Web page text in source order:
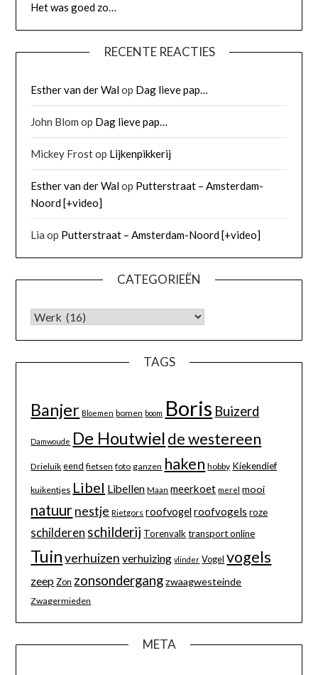
Het was goed zo…
RECENTE REACTIES
Esther van der Walop Dag lieve pap…
John Blom op Dag lieve pap…
Mickey Frostop Lijkenpikkerij
Esther van der Walop Putterstraat – Amsterdam-
Noord [+video]
Lia op Putterstraat – Amsterdam-Noord [+video]
CATEGORIEËN
TAGS
Banjer Bloemen bomen boom Boris Buizerd
Damwoude De Houtwielde westereen
Drieluik eend fietsen foto ganzen haken hobby Kiekendief
kuikentjes Libel Libellen Maan meerkoet merel mooi
natuurnestje Rietgors roofvogel roofvogels roze
schilderen schilderij Torenvalk transport online
Tuin verhuizen verhuizing vlinder Vogel vogels
zeep Zon zonsondergang zwaagwesteinde
Zwagermieden
META